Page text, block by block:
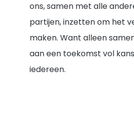
ons, samen met alle
partijen, inzetten om het
maken. Want alleen
aan een toekomst vol
iedereen.